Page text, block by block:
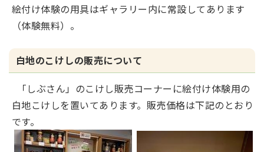
絵付け体験の用具はギャラリー内に常設してあります
（体験無料）。
白地のこけしの販売について
「しぶさん」のこけし販売コーナーに絵付け体験用の
白地こけしを置いてあります。販売価格は下記のとおり
です。